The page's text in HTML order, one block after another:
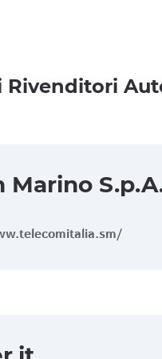
Rivenditori
Marino